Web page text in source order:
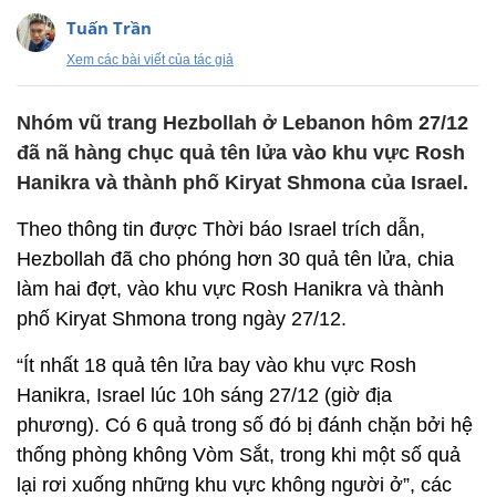
Tuấn Trần
Xem các bài viết của tác giả
Nhóm vũ trang Hezbollah ở Lebanon hôm 27/12
đã nã hàng chục quả tên lửa vào khu vực Rosh
Hanikra và thành phố Kiryat Shmona của Israel.
Theo thông tin được Thời báo Israel trích dẫn,
Hezbollah đã cho phóng hơn 30 quả tên lửa, chia
làm hai đợt, vào khu vực Rosh Hanikra và thành
phố Kiryat Shmona trong ngày 27/12.
“Ít nhất 18 quả tên lửa bay vào khu vực Rosh
Hanikra, Israel lúc 10h sáng 27/12 (giờ địa
phương). Có 6 quả trong số đó bị đánh chặn bởi hệ
thống phòng không Vòm Sắt, trong khi một số quả
lại rơi xuống những khu vực không người ở”, các